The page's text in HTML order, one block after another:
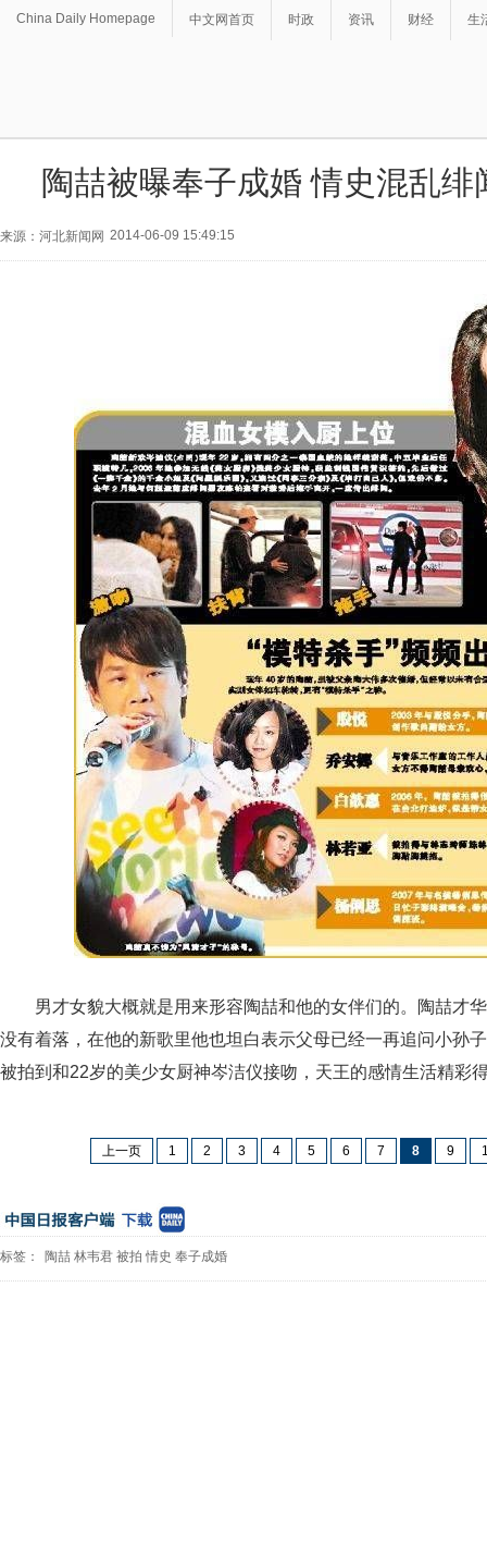
China Daily Homepage 中文网首页 时政 资讯 财经 生
陶喆被曝奉子成婚 情史混乱绯
来源：河北新闻网 2014-06-09 15:49:15
男才女貌大概就是用来形容陶喆和他的女伴们的。陶喆才
没有着落，在他的新歌里他也坦白表示父母已经一再追问小孙
被拍到和22岁的美少女厨神岑洁仪接吻，天王的感情生活精彩
上一页 1 2 3 4 5 6 7 8 9
标签： 陶喆 林韦君 被拍 情史 奉子成婚